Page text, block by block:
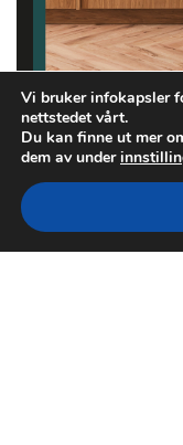
Vi bruker infokapsler
nettstedet vårt.
Du kan finne ut mer
dem av under